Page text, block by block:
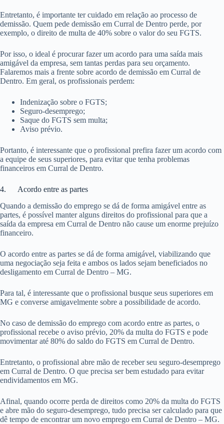
Entretanto, é importante ter cuidado em relação ao processo de
demissão. Quem pede demissão em Curral de Dentro perde, por
exemplo, o direito de multa de 40% sobre o valor do seu FGTS.
Por isso, o ideal é procurar fazer um acordo para uma saída mais
amigável da empresa, sem tantas perdas para seu orçamento.
Falaremos mais a frente sobre acordo de demissão em Curral de
Dentro. Em geral, os profissionais perdem:
Indenização sobre o FGTS;
Seguro-desemprego;
Saque do FGTS sem multa;
Aviso prévio.
Portanto, é interessante que o profissional prefira fazer um acordo com
a equipe de seus superiores, para evitar que tenha problemas
financeiros em Curral de Dentro.
4. Acordo entre as partes
Quando a demissão do emprego se dá de forma amigável entre as
partes, é possível manter alguns direitos do profissional para que a
saída da empresa em Curral de Dentro não cause um enorme prejuízo
financeiro.
O acordo entre as partes se dá de forma amigável, viabilizando que
uma negociação seja feita e ambos os lados sejam beneficiados no
desligamento em Curral de Dentro – MG.
Para tal, é interessante que o profissional busque seus superiores em
MG e converse amigavelmente sobre a possibilidade de acordo.
No caso de demissão do emprego com acordo entre as partes, o
profissional recebe o aviso prévio, 20% da multa do FGTS e pode
movimentar até 80% do saldo do FGTS em Curral de Dentro.
Entretanto, o profissional abre mão de receber seu seguro-desemprego
em Curral de Dentro. O que precisa ser bem estudado para evitar
endividamentos em MG.
Afinal, quando ocorre perda de direitos como 20% da multa do FGTS
e abre mão do seguro-desemprego, tudo precisa ser calculado para que
dê tempo de encontrar um novo emprego em Curral de Dentro – MG.